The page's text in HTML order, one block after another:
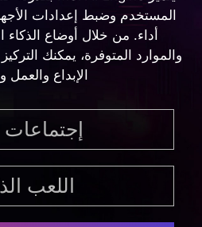
إجتماعات
الترفيه